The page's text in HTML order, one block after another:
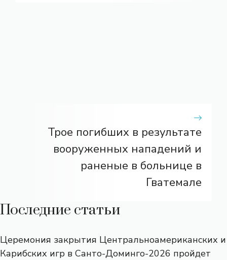
Трое погибших в результате
вооруженных нападений и
раненые в больнице в
Гватемале
Последние статьи
Церемония закрытия Центральноамериканских и
Карибских игр в Санто-Доминго-2026 пройдет